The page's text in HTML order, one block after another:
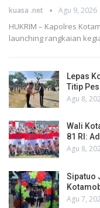
kuasa .net Agu 9, 2026
HUKRIM – Kapolres
launching rangkaian
Lepas
Titip
Agu 8,
Wali
81 RI:
Agu 8,
Sipatuo
Agu 7,